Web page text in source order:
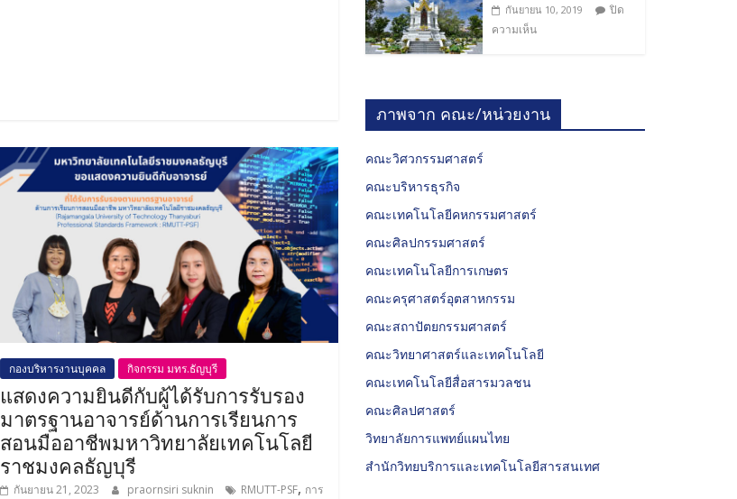
กองบริหารงานบุคคล กิจกรรม มทร.ธัญบุรี
แสดงความยินดีกับผู้ได้รับการรับรอง
มาตรฐานอาจารย์ด้านการเรียนการ
สอนมืออาชีพมหาวิทยาลัยเทคโนโลยี
ราชมงคลธัญบุรี
กันยายน 21, 2023 praornsiri suknin RMUTT-PSF, การ
กันยายน 10, 2019
ปิด
ความเห็น
ภาพจาก คณะ/หน่วยงาน
คณะวิศวกรรมศาสตร์
คณะบริหารธุรกิจ
คณะเทคโนโลยีคหกรรมศาสตร์
คณะศิลปกรรมศาสตร์
คณะเทคโนโลยีการเกษตร
คณะครุศาสตร์อุตสาหกรรม
คณะสถาปัตยกรรมศาสตร์
คณะวิทยาศาสตร์และเทคโนโลยี
คณะเทคโนโลยีสื่อสารมวลชน
คณะศิลปศาสตร์
วิทยาลัยการแพทย์แผนไทย
สำนักวิทยบริการและเทคโนโลยีสารสนเทศ